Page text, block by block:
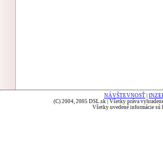
NÁVŠTEVNOSŤ
(C) 2004, 2005 DSL.sk | Všetky práva
Všetky uvedené informácie sú